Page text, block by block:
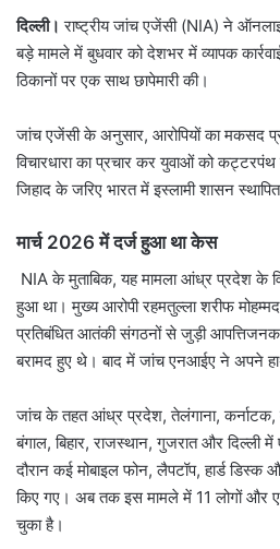
दिल्ली। राष्ट्रीय जांच एजेंसी (NIA) ने
बड़े मामले में बुधवार को देशभर में व्यापक
ठिकानों पर एक साथ छापेमारी की।
जांच एजेंसी के अनुसार, आरोपियों का मकसद
विचारधारा का प्रचार कर युवाओं को
जिहाद के जरिए भारत में इस्लामी शासन
मार्च 2026 में दर्ज हुआ था केस
NIA के मुताबिक, यह मामला आंध्र प्रदेश के
हुआ था। मुख्य आरोपी रहमतुल्ला शरीफ
प्रतिबंधित आतंकी संगठनों से जुड़ी आपत्तिजनक
बरामद हुए थे। बाद में जांच एनआईए ने अपने
जांच के तहत आंध्र प्रदेश, तेलंगाना, कर्नाटक,
बंगाल, बिहार, राजस्थान, गुजरात और दिल्ली
दौरान कई मोबाइल फोन, लैपटॉप, हार्ड
किए गए। अब तक इस मामले में 11 लोगों और
चुका है।